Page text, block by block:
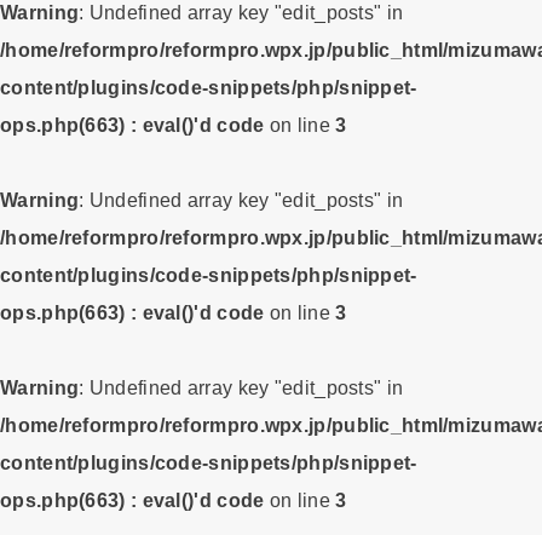
Warning: Undefined array key "edit_posts" in
/home/reformpro/reformpro.wpx.jp/public_html/
content/plugins/code-snippets/php/snippet-
ops.php(663) : eval()'d code on line3
Warning: Undefined array key "edit_posts" in
/home/reformpro/reformpro.wpx.jp/public_html/
content/plugins/code-snippets/php/snippet-
ops.php(663) : eval()'d code on line3
Warning: Undefined array key "edit_posts" in
/home/reformpro/reformpro.wpx.jp/public_html/
content/plugins/code-snippets/php/snippet-
ops.php(663) : eval()'d code on line3